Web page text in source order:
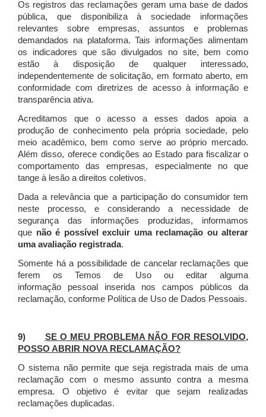
Os registros das reclamações geram uma base de dados
pública, que disponibiliza à sociedade informações
relevantes sobre empresas, assuntos e problemas
demandados na plataforma. Tais informações alimentam
os indicadores que são divulgados no site, bem como
estão à disposição de qualquer interessado,
independentemente de solicitação, em formato aberto, em
conformidade com diretrizes de acesso à informação e
transparência ativa.
Acreditamos que o acesso a esses dados apoia a
produção de conhecimento pela própria sociedade, pelo
meio acadêmico, bem como serve ao próprio mercado.
Além disso, oferece condições ao Estado para fiscalizar o
comportamento das empresas, especialmente no que
tange à lesão a direitos coletivos.
Dada a relevância que a participação do consumidor tem
neste processo, e considerando a necessidade de
segurança das informações produzidas, informamos
que não é possível excluir uma reclamação ou alterar
uma avaliação registrada.
Somente há a possibilidade de cancelar reclamações que
ferem os Temos de Uso ou editar alguma
informação pessoal inserida nos campos públicos da
reclamação, conforme Política de Uso de Dados Pessoais.
9) SE O MEU PROBLEMA NÃO FOR RESOLVIDO,
POSSO ABRIR NOVA RECLAMAÇÃO?
O sistema não permite que seja registrada mais de uma
reclamação com o mesmo assunto contra a mesma
empresa. O objetivo é evitar que sejam realizadas
reclamações duplicadas.